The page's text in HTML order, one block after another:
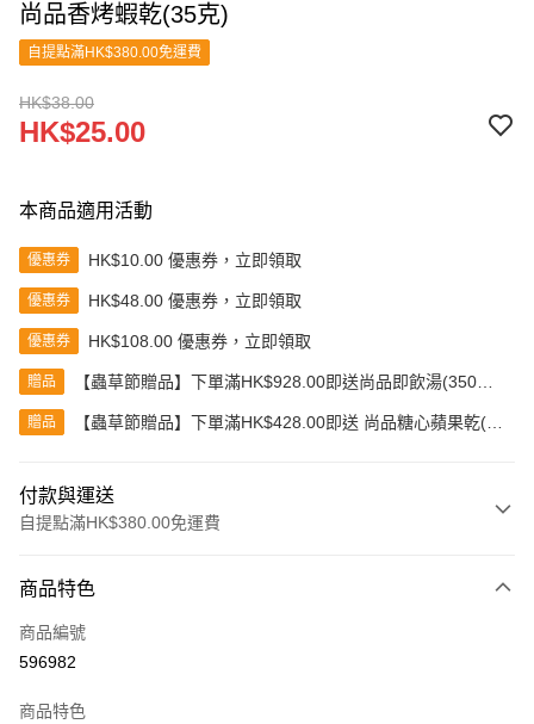
尚品香烤蝦乾(35克)
自提點滿HK$380.00免運費
HK$38.00
HK$25.00
本商品適用活動
優惠券 HK$10.00 優惠券，立即領取
優惠券 HK$48.00 優惠券，立即領取
優惠券 HK$108.00 優惠券，立即領取
贈品
【蟲草節贈品】下單滿HK$928.00即送尚品即飲湯(350克)
贈品
【蟲草節贈品】下單滿HK$428.00即送 尚品糖心蘋果乾(80
付款與運送
自提點滿HK$380.00免運費
信用卡
Apple Pay
商品特色
商品編號
596982
商品特色